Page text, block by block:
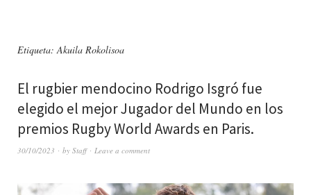
Etiqueta: Akuila Rokolisoa
El rugbier mendocino Rodrigo Isgró fue
elegido el mejor Jugador del Mundo en los
premios Rugby World Awards en Paris.
30/10/2023 by Staff Leave a comment